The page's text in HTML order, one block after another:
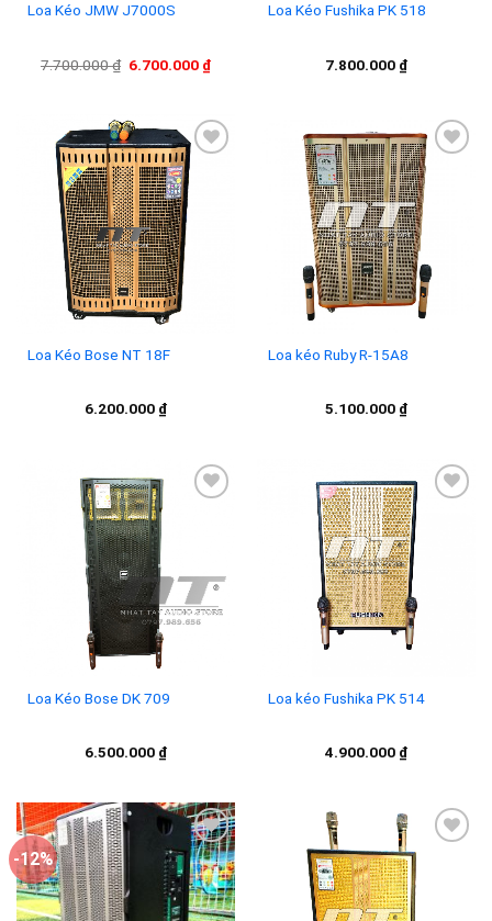
Loa Kéo JMW J7000S
7.700.000₫ Giá
6.700.000 ₫Giá
6.700.000 ₫.
Loa Kéo Fushika PK 518
7.800.000 ₫
Add to
wishlist
Loa Kéo Bose NT 18F
6.200.000 ₫
Add to
wishlist
Loa kéo Ruby R-15A8
5.100.000 ₫
Loa Kéo Bose DK 709
6.500.000 ₫
Loa kéo Fushika PK 514
4.900.000 ₫
-12%
Add to
wishlist